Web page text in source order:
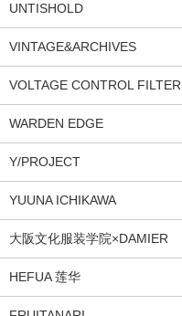
UNTISHOLD
VINTAGE&ARCHIVES
VOLTAGE CONTROL FILTER
WARDEN EDGE
Y/PROJECT
YUUNA ICHIKAWA
大阪文化服装学院×DAMIER
HEFUA 莲华